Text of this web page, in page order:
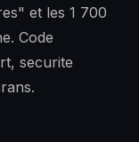
et les 1 700
Code
securite